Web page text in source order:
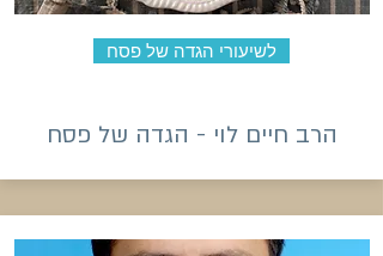
לשיעורי הגדה של פסח
הרב חיים לוי - הגדה של פסח